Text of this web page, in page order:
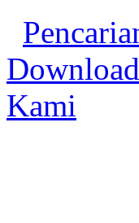
Download
Kami